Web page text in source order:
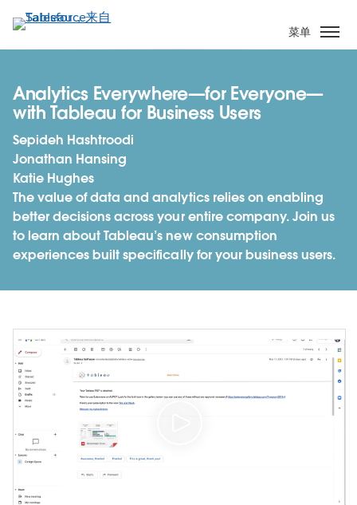
转
到
内
菜单
Analytics Everywhere—for Everyone—
with Tableau for Business Users
Sepideh Hashtroodi
Jonathan Hansing
Katie Hughes
The value of data and analytics relies on enabling
better decisions across your entire company. Join us
to learn about Tableau’s new consumption
experiences built specifically for your business users.